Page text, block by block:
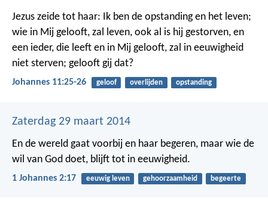
Jezus zeide tot haar: Ik ben de opstanding en het leven;
wie in Mij gelooft, zal leven, ook al is hij gestorven, en
een ieder, die leeft en in Mij gelooft, zal in eeuwigheid
niet sterven; gelooft gij dat?
Johannes 11:25-26 geloof overlijden opstanding
Zaterdag 29 maart 2014
En de wereld gaat voorbij en haar begeren, maar wie de
wil van God doet, blijft tot in eeuwigheid.
1 Johannes 2:17 eeuwig leven gehoorzaamheid begeerte